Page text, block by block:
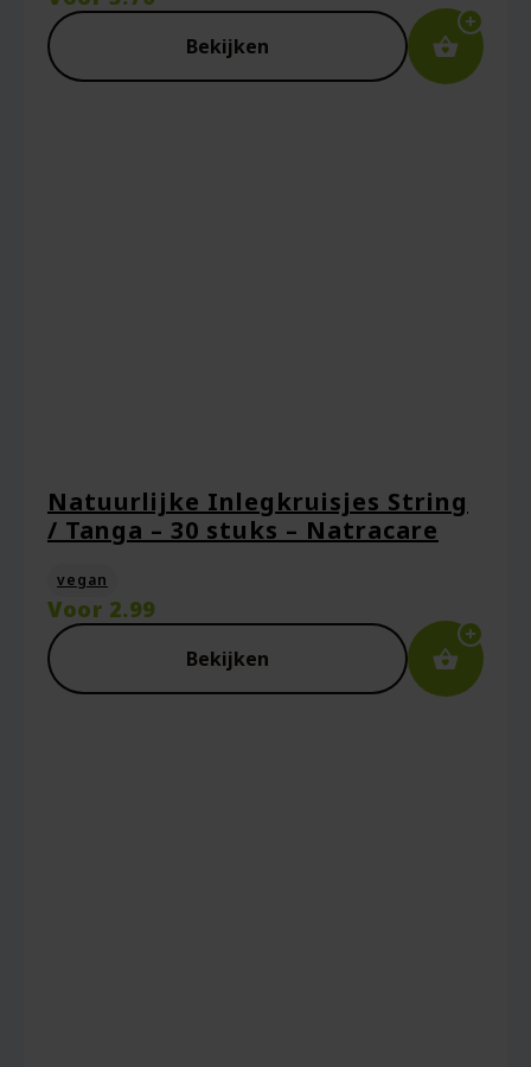
Bekijken
Natuurlijke Inlegkruisjes String
/ Tanga – 30 stuks – Natracare
vegan
Voor 2.99
Bekijken